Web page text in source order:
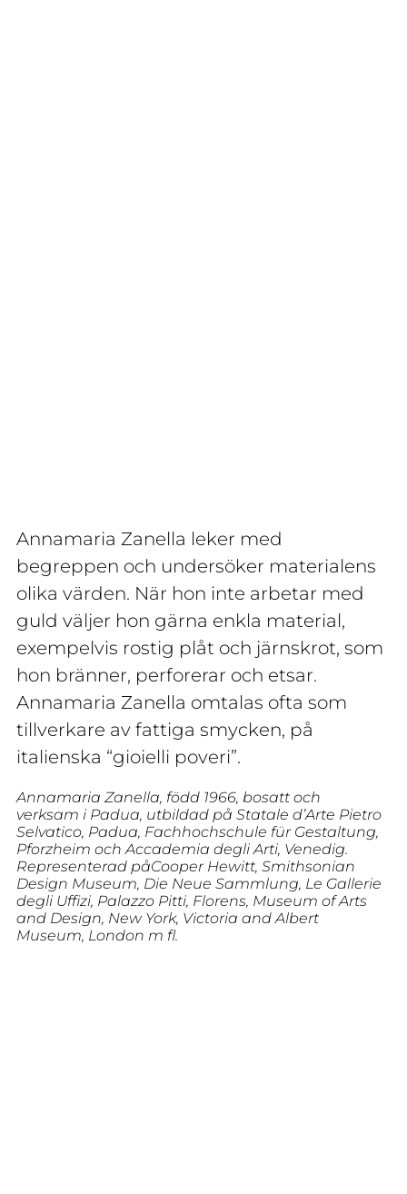
Annamaria Zanella leker med
begreppen och undersöker materialens
olika värden. När hon inte arbetar med
guld väljer hon gärna enkla material,
exempelvis rostig plåt och järnskrot, som
hon bränner, perforerar och etsar.
Annamaria Zanella omtalas ofta som
tillverkare av fattiga smycken, på
italienska “gioielli poveri”.
Annamaria Zanella, född 1966, bosatt och
verksam i Padua, utbildad på Statale d’Arte Pietro
Selvatico, Padua, Fachhochschule für Gestaltung,
Pforzheim och Accademia degli Arti, Venedig.
Representerad påCooper Hewitt, Smithsonian
Design Museum, Die Neue Sammlung, Le Gallerie
degli Uffizi, Palazzo Pitti, Florens, Museum of Arts
and Design, New York, Victoria and Albert
Museum, London m fl.